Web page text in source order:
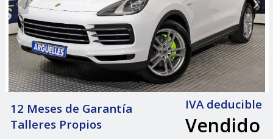
12 Meses de Garantía
Talleres Propios
IVA deducible
Vendido